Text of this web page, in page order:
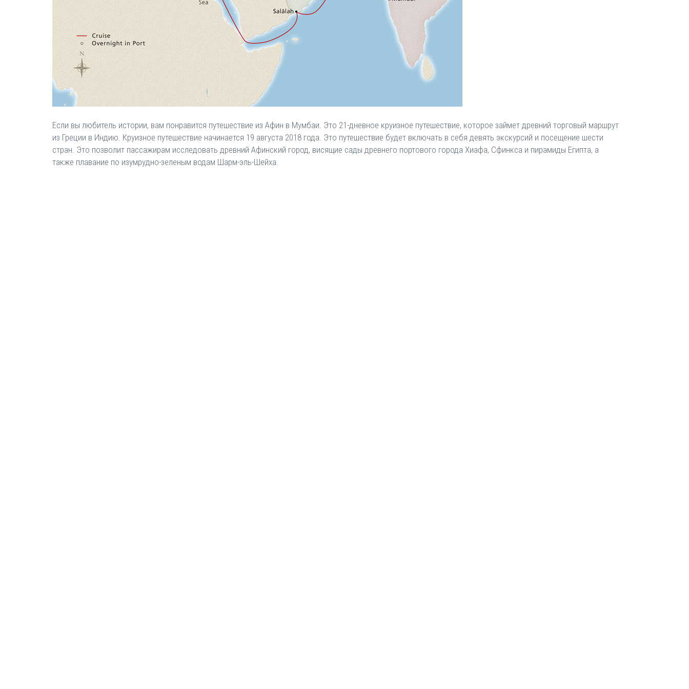
Если вы любитель истории, вам понравится путешествие из Афин в Мумбаи. Это 21-дневное круизное путешествие, которое займет древний торговый маршрут
из Греции в Индию. Круизное путешествие начинается 19 августа 2018 года. Это путешествие будет включать в себя девять экскурсий и посещение шести
стран. Это позволит пассажирам исследовать древний Афинский город, висящие сады древнего портового города Хиафа, Сфинкса и пирамиды Египта, а
также плавание по изумрудно-зеленым водам Шарм-эль-Шейха.